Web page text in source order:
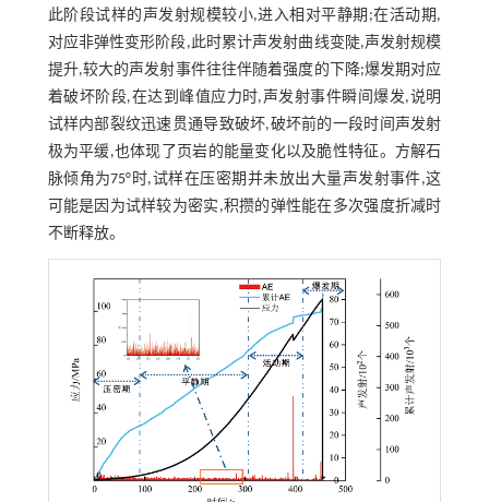
此阶段试样的声发射规模较小,进入相对平静期;在活动期,
对应非弹性变形阶段,此时累计声发射曲线变陡,声发射规模
提升,较大的声发射事件往往伴随着强度的下降;爆发期对应
着破坏阶段,在达到峰值应力时,声发射事件瞬间爆发,说明
试样内部裂纹迅速贯通导致破坏,破坏前的一段时间声发射
极为平缓,也体现了页岩的能量变化以及脆性特征。方解石
脉倾角为75°时,试样在压密期并未放出大量声发射事件,这
可能是因为试样较为密实,积攒的弹性能在多次强度折减时
不断释放。